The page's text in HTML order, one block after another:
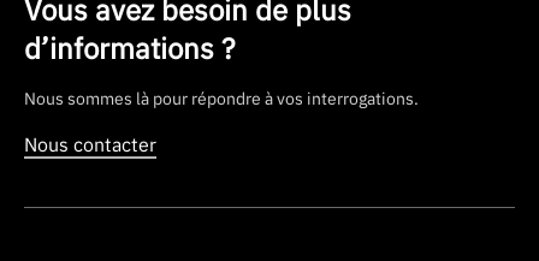
Vous avez besoin de plus
d’informations ?
Nous sommes là pour répondre à vos interrogations.
Nous contacter